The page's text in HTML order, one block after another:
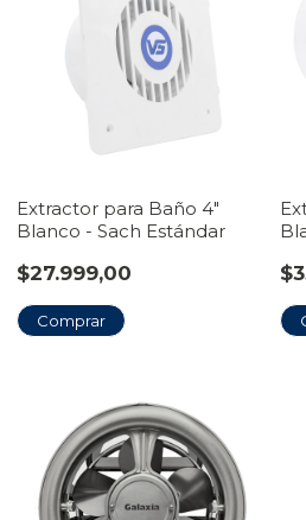
Extractor para Baño 4"
Blanco - Sach Estándar
$27.999,00
Comprar